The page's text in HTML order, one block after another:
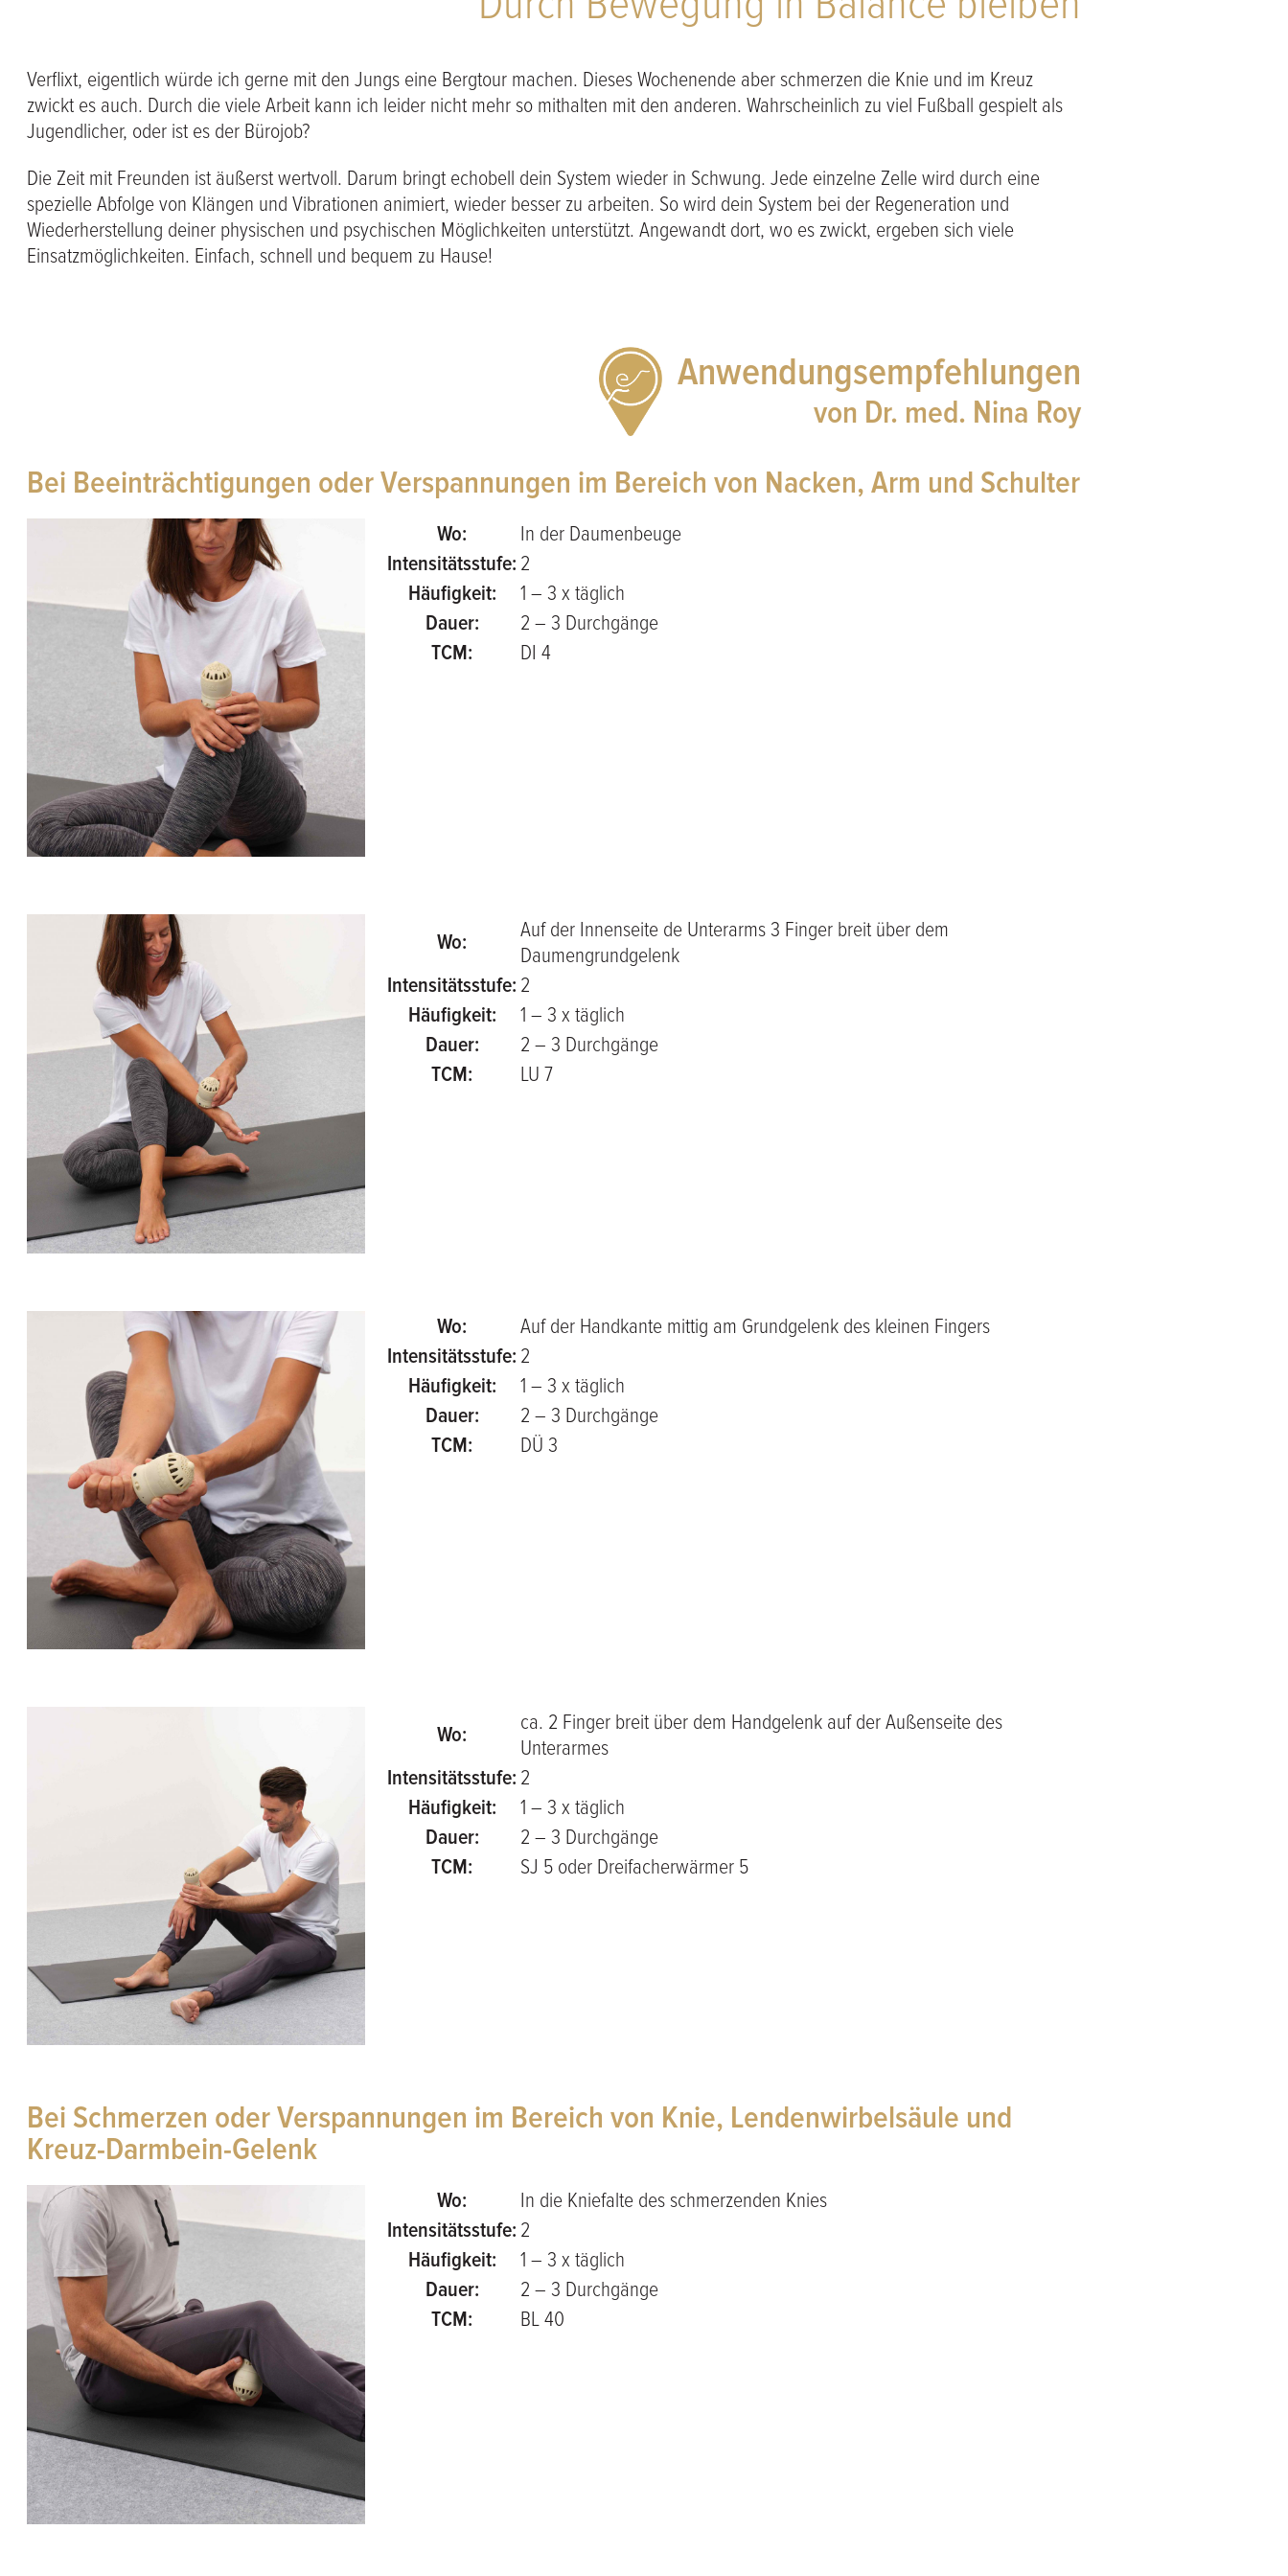
Verflixt, eigentlich würde ich gerne mit den Jungs eine Bergtour machen. Dieses Wochenende aber schmerzen die Knie und im Kreuz
zwickt es auch. Durch die viele Arbeit kann ich leider nicht mehr so mithalten mit den anderen. Wahrscheinlich zu viel Fußball gespielt als
Jugendlicher, oder ist es der Bürojob?
Die Zeit mit Freunden ist äußerst wertvoll. Darum bringt echobell dein System wieder in Schwung. Jede einzelne Zelle wird durch eine
spezielle Abfolge von Klängen und Vibrationen animiert, wieder besser zu arbeiten. So wird dein System bei der Regeneration und
Wiederherstellung deiner physischen und psychischen Möglichkeiten unterstützt. Angewandt dort, wo es zwickt, ergeben sich viele
Einsatzmöglichkeiten. Einfach, schnell und bequem zu Hause!
Anwendungs­empfehlungen
von Dr. med. Nina Roy
Bei Beeinträchtigungen oder Verspannungen im Bereich von Nacken, Arm und Schulter
Wo:
In der Daumenbeuge
Intensitätsstufe: 2
Häufigkeit:
1 – 3 x täglich
Dauer:
2 – 3 Durchgänge
TCM:
DI 4
Wo:
Auf der Innenseite de Unterarms 3 Finger breit über dem
Daumengrundgelenk
Intensitätsstufe: 2
Häufigkeit:
1 – 3 x täglich
Dauer:
2 – 3 Durchgänge
TCM:
LU 7
Wo:
Auf der Handkante mittig am Grundgelenk des kleinen Fingers
Intensitätsstufe: 2
Häufigkeit:
1 – 3 x täglich
Dauer:
2 – 3 Durchgänge
TCM:
DÜ 3
Wo:
ca. 2 Finger breit über dem Handgelenk auf der Außenseite des
Unterarmes
Intensitätsstufe: 2
Häufigkeit:
1 – 3 x täglich
Dauer:
2 – 3 Durchgänge
TCM:
SJ 5 oder Dreifacherwärmer 5
Bei Schmerzen oder Verspannungen im Bereich von Knie, Lendenwirbelsäule und
Kreuz-Darmbein-Gelenk
Wo:
In die Kniefalte des schmerzenden Knies
Intensitätsstufe: 2
Häufigkeit:
1 – 3 x täglich
Dauer:
2 – 3 Durchgänge
TCM:
BL 40